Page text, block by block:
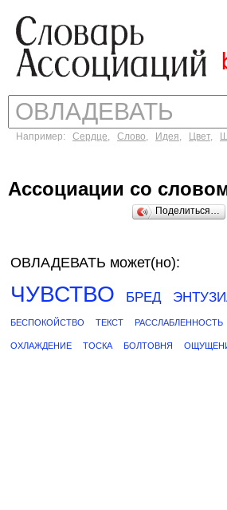
Например: Сердце, Слово, Идея, Цвет,
Ассоциации со
Поделиться…
ОВЛАДЕВАТЬ может(но):
ЧУВСТВО БРЕД
БЕСПОКОЙСТВО ТЕКСТ РАССЛАБЛЕННОСТЬ
ОХЛАЖДЕНИЕ ТОСКА БОЛТОВНЯ